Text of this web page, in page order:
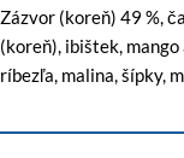
Zázvor (koreň) 49 %,
(koreň), ibištek,
ríbezľa, malina, šípky,